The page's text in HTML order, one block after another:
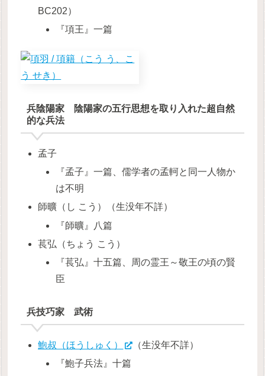
BC202）
『項王』一篇
兵陰陽家 陰陽家の五行思想を取り入れた超自然
的な兵法
孟子
『孟子』一篇、儒学者の孟軻と同一人物か
は不明
師曠（し こう）（生没年不詳）
『師曠』八篇
萇弘（ちょう こう）
『萇弘』十五篇、周の霊王～敬王の頃の賢
臣
兵技巧家 武術
鮑叔（ほうしゅく）
（生没年不詳）
『鮑子兵法』十篇